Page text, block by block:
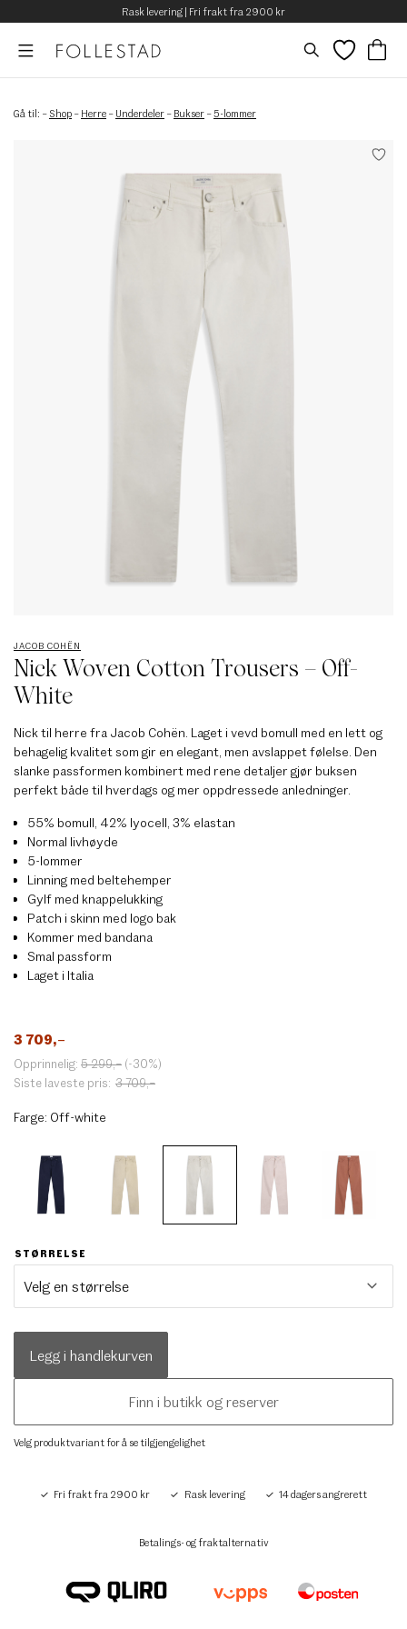
Rask levering | Fri frakt fra 2900 kr
Gå til: – Shop – Herre – Underdeler – Bukser –5-lommer
JACOB COHËN
Nick Woven Cotton Trousers – Off-
White
Nick til herre fra Jacob Cohën. Laget i vevd bomull med en lett og
behagelig kvalitet som gir en elegant, men avslappet følelse. Den
slanke passformen kombinert med rene detaljer gjør buksen
perfekt både til hverdags og mer oppdressede anledninger.
55% bomull, 42% lyocell, 3% elastan
Normal livhøyde
5-lommer
Linning med beltehemper
Gylf med knappelukking
Patch i skinn med logo bak
Kommer med bandana
Smal passform
Laget i Italia
3 709,–
Opprinnelig: 5 299,– (-30%)
Siste laveste pris: 3 709,–
Farge: Off-white
STØRRELSE
Legg i handlekurven
Finn i butikk og reserver
Velg produktvariant for å se tilgjengelighet
Fri frakt fra 2900 kr Rask levering 14 dagers angrerett
Betalings- og fraktalternativ